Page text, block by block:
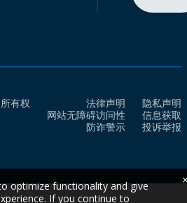
有权
法律声明
隐私声明
网站无障碍访问性
信息获取
防诈警示
投诉举报
optimize functionality and give
If you continue to